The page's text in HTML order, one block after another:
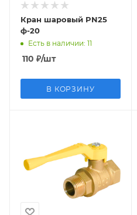
Кран шаровый PN25
ф-20
Есть в наличии: 11
110 ₽/шт
В КОРЗИНУ